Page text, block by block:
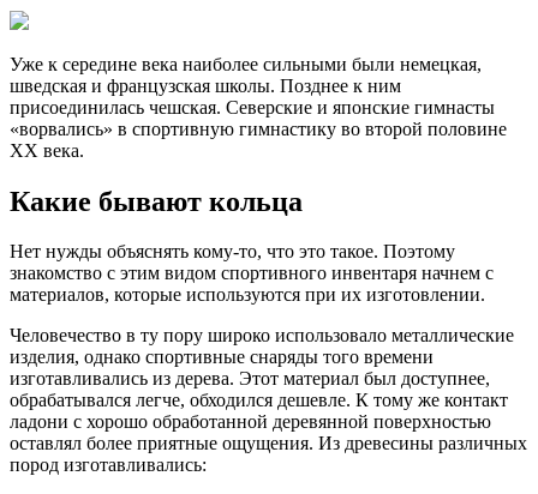
Уже к середине века наиболее сильными были немецкая,
шведская и французская школы. Позднее к ним
присоединилась чешская. Северские и японские гимнасты
«ворвались» в спортивную гимнастику во второй половине
XX века.
Какие бывают кольца
Нет нужды объяснять кому-то, что это такое. Поэтому
знакомство с этим видом спортивного инвентаря начнем с
материалов, которые используются при их изготовлении.
Человечество в ту пору широко использовало металлические
изделия, однако спортивные снаряды того времени
изготавливались из дерева. Этот материал был доступнее,
обрабатывался легче, обходился дешевле. К тому же контакт
ладони с хорошо обработанной деревянной поверхностью
оставлял более приятные ощущения. Из древесины различных
пород изготавливались: